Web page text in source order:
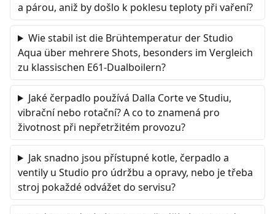
a párou, aniž by došlo k poklesu teploty při vaření?
Wie stabil ist die Brühtemperatur der Studio
Aqua über mehrere Shots, besonders im Vergleich
zu klassischen E61-Dual­boilern?
Jaké čerpadlo používá Dalla Corte ve Studiu,
vibrační nebo rotační? A co to znamená pro
životnost při nepřetržitém provozu?
Jak snadno jsou přístupné kotle, čerpadlo a
ventily u Studio pro údržbu a opravy, nebo je třeba
stroj pokaždé odvážet do servisu?